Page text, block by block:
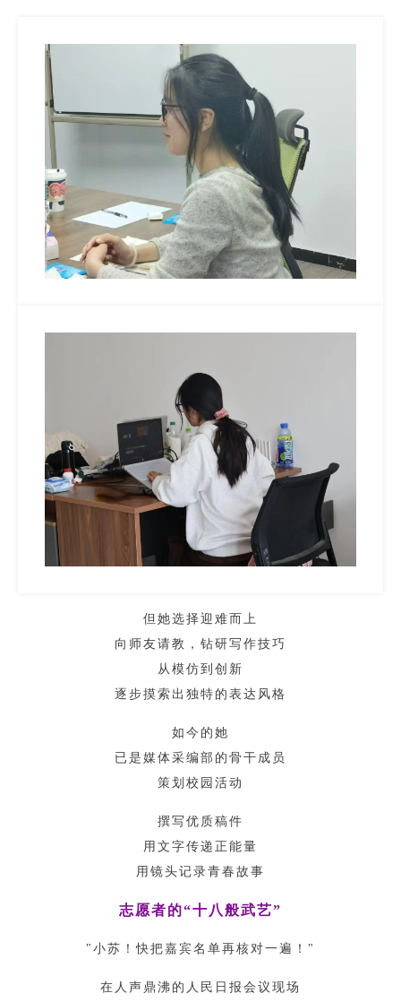
但她选择迎难而上
向师友请教，钻研写作技巧
从模仿到创新
逐步摸索出独特的表达风格
如今的她
已是媒体采编部的骨干成员
策划校园活动
撰写优质稿件
用文字传递正能量
用镜头记录青春故事
志愿者的“十八般武艺”
"小苏！快把嘉宾名单再核对一遍！"
在人声鼎沸的人民日报会议现场